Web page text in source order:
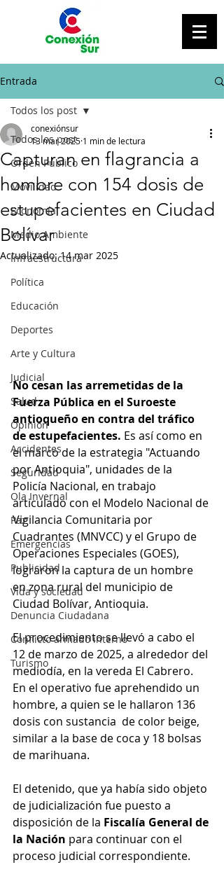
Entrada
Todos los post
Orden Público
Movilidad
Economía
Medio Ambiente
Infraestructura
Política
Educación
Deportes
Arte y Cultura
Judicial
Salud
Opinión
Accidentes
Seguridad
Ola Invernal
Paz
Emergencias
Publicidad
Vida y sociedad
Denuncia Ciudadana
Conflicto armado interno
Turismo
Todos los post
Capturan en flagrancia a
hombre con 154 dosis de
estupefacientes en Ciudad
Bolívar
conexiónsur
13 mar 2025 1 min de lectura
Actualizado:14 mar 2025
No cesan las arremetidas de la
Fuerza Pública en el Suroeste
antioqueño en contra del tráfico
de estupefacientes. Es así como en
el marco de la estrategia "Actuando
por Antioquia", unidades de la
Policía Nacional, en trabajo
articulado con el Modelo Nacional de
Vigilancia Comunitaria por
Cuadrantes (MNVCC) y el Grupo de
Operaciones Especiales (GOES),
lograron la captura de un hombre
en zona rural del municipio de
Ciudad Bolívar, Antioquia.
El procedimiento se llevó a cabo el
12 de marzo de 2025, a alrededor del
mediodía, en la vereda El Cabrero.
En el operativo fue aprehendido un
hombre, a quien se le hallaron 136
dosis con sustancia  de color beige,
similar a la base de coca y 18 bolsas
de marihuana.
El detenido, que ya había sido objeto
de judicialización fue puesto a
disposición de la Fiscalía General de
la Nación para continuar con el
proceso judicial correspondiente.